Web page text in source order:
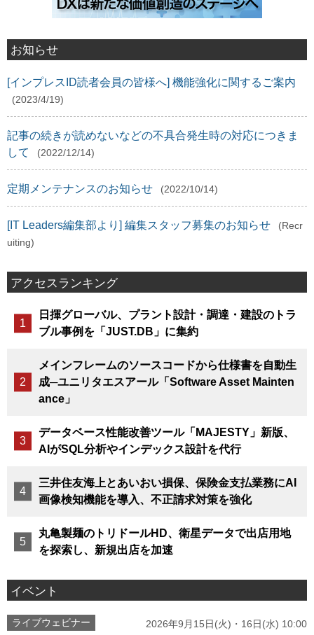
お知らせ
[インプレスID読者会員の皆様へ] 機能強化に関するご案内
(2023/4/19)
記事の続きが読めないなどの不具合発生時の対応につきま
して
(2022/12/14)
定期メンテナンスのお知らせ (2022/10/14)
[IT Leaders編集部より] 編集スタッフ募集のお知らせ
(Recr
uiting)
アクセスランキング
日揮グローバル、プラント設計・調達・建設のトラ
ブル事例を「JUST.DB」に集約
メインフレームのソースコードから仕様書を自動生
成─ユニリタエスアール「Software Asset Mainten
ance」
データベース性能改善ツール「MAJESTY」新版、
AIがSQL分析やインデックス設計を代行
三井住友海上とあいおい損保、保険金支払業務にAI
画像検知機能を導入、不正請求対策を強化
丸亀製麺のトリドールHD、衛星データで出店用地
を探索し、新規出店を加速
イベント
ライブウェビナー 2026年9月15日(火)・16日(水) 10:00